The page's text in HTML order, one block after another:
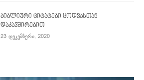
ბიბლიური ციტატები ცოდვასთან
დაკავშირებით
23 დეკემბერი, 2020